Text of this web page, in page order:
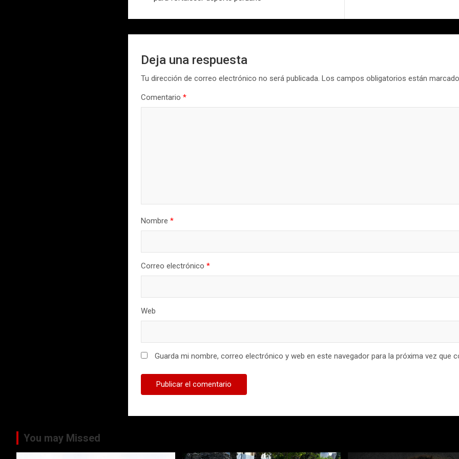
entradas
Deja una respuesta
Tu dirección de correo electrónico no será publicada. Los campos obligatorios están
Comentario*
Nombre*
Correo electrónico*
Web
Guarda mi nombre, correo electrónico y web en este navegador para la próxima vez que
You may Missed